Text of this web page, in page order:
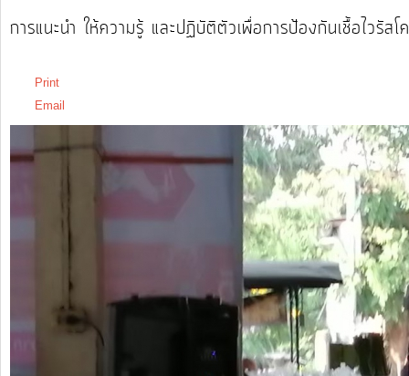
รายงาน
ดำเนิน
คลัง
การแนะนำ ให้ความรู้ และปฏิบัติตัวเพื่อการป้องกันเชื้อไวรั
Print
Email